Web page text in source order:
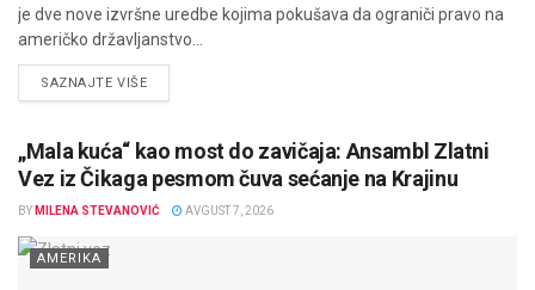
je dve nove izvršne uredbe kojima pokušava da ograniči pravo na
američko državljanstvo...
SAZNAJTE VIŠEDETAILS
„Mala kuća“ kao most do zavičaja: Ansambl Zlatni
Vez iz Čikaga pesmom čuva sećanje na Krajinu
BY MILENA STEVANOVIĆ AVGUST 7, 2026
AMERIKA